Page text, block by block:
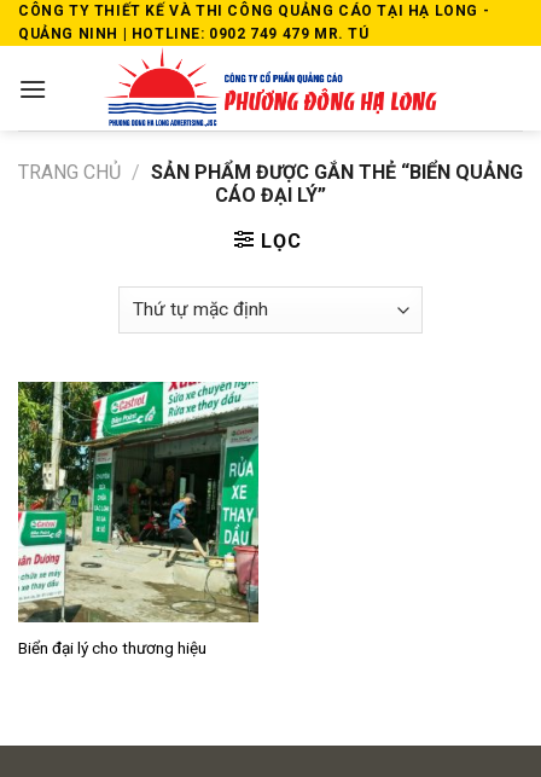
Skip
to
CÔNG TY THIẾT KẾ VÀ THI CÔNG QUẢNG CÁO TẠI HẠ LONG -
QUẢNG NINH | HOTLINE: 0902 749 479 MR. TÚ
TRANG CHỦ / SẢN PHẨM ĐƯỢC GẮN THẺ “BIỂN QUẢNG
CÁO ĐẠI LÝ”
LỌC
Biển đại lý cho thương hiệu